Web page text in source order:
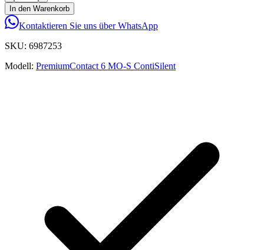
In den Warenkorb
Kontaktieren Sie uns über WhatsApp
SKU: 6987253
Modell: PremiumContact 6 MO-S ContiSilent